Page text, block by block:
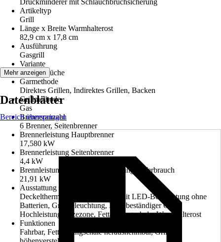
Druckminderer mit Schlauchbruchsicherung
Artikeltyp
Grill
Länge x Breite Warmhalterost
82,9 cm x 17,8 cm
Ausführung
Gasgrill
Variante
Outdoorküche
Garmethode
Direktes Grillen, Indirektes Grillen, Backen
Grillmethode
Gas
Brenneranzahl
6 Brenner, Seitenbrenner
Brennerleistung Hauptbrenner
17,580 kW
Brennerleistung Seitenbrenner
4,4 kW
Brennleistung Gesamtwärmeleistung + Verbrauch
21,91 kW
Ausstattung
Deckelthermometer, Drehregler mit LED-Beleuchtung ohne
Batterien, Griffbeleuchtung, Hitzebeständiger Griff,
Hochleistungshitzezone, Fettauffangschale, Warmhalterost
Funktionen
Fahrbar, Fettauffangschale herausnehmbar, Grillrost
Mehr anzeigen
Datenblätter
Bereich überspringen